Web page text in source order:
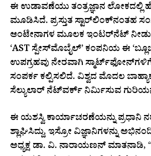
ಈ ಉಡಾವಣೆಯು ತಂತ್ರಜ್ಞಾನ ಲೋಕದಲ್ಲಿ
ಮೂಡಿಸಿದೆ. ಪ್ರಸ್ತುತ ಸ್ಟಾರ್‌ಲಿಂಕ್‌ನಂತಹ
ಆಂಟೇನಾಗಳ ಮೂಲಕ ಇಂಟರ್‌ನೆಟ್
‘AST ಸ್ಪೇಸ್‌ಮೊಬೈಲ್’ ಕಂಪನಿಯ ಈ
ಉಪಗ್ರಹವು ನೇರವಾಗಿ
ಸಂಪರ್ಕ ಕಲ್ಪಿಸಲಿದೆ. ವಿಶ್ವದ ಮೊದಲ
ಸೆಲ್ಯುಲಾರ್ ನೆಟ್‌ವರ್ಕ್ ನಿರ್ಮಿಸುವ
ಈ ಯಶಸ್ವಿ ಕಾರ್ಯಾಚರಣೆಯನ್ನು ಪ್ರಧಾನಿ
ಶ್ಲಾಘಿಸಿದ್ದು, ಇಸ್ರೋ ವಿಜ್ಞಾನಿಗಳನ್ನು
ಅಧ್ಯಕ್ಷ ಡಾ. ವಿ. ನಾರಾಯಣನ್ ಮಾತನಾಡಿ,